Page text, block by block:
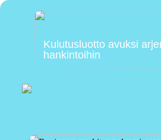
Kulutusluotto avuksi
hankintoihin